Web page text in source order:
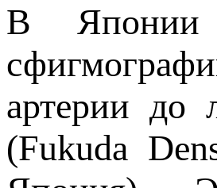
В Японии
артерии до
(Fukuda